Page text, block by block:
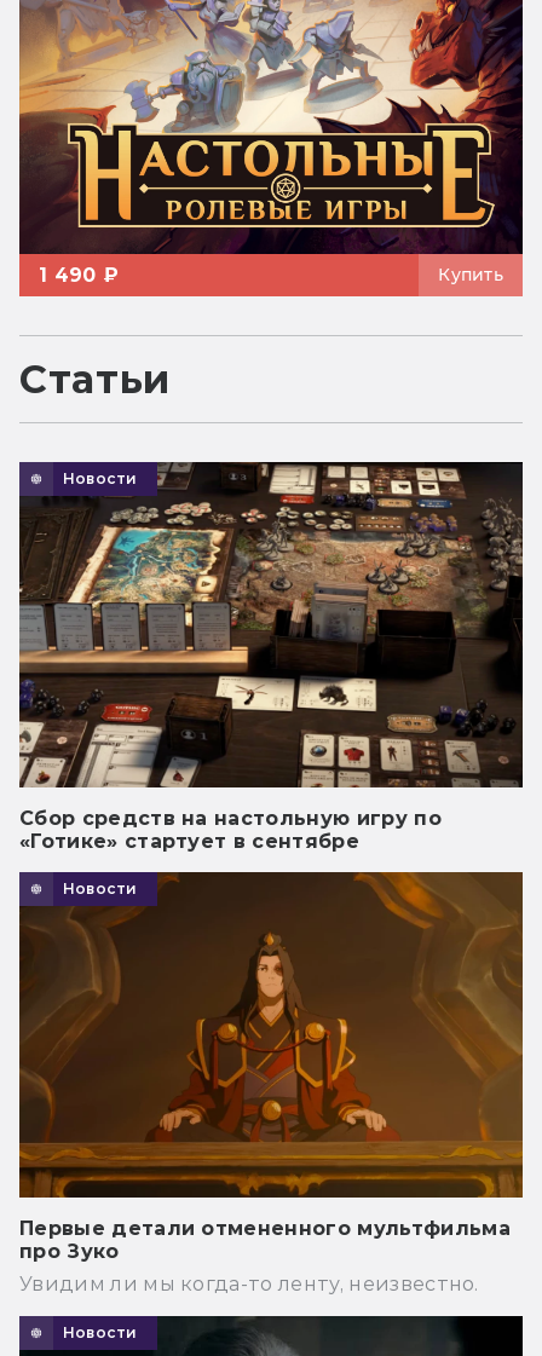
1 490 ₽ Купить
Статьи
Новости
Сбор средств на настольную игру по
«Готике» стартует в сентябре
Новости
Первые детали отмененного мультфильма
про Зуко
Увидим ли мы когда-то ленту, неизвестно.
Новости